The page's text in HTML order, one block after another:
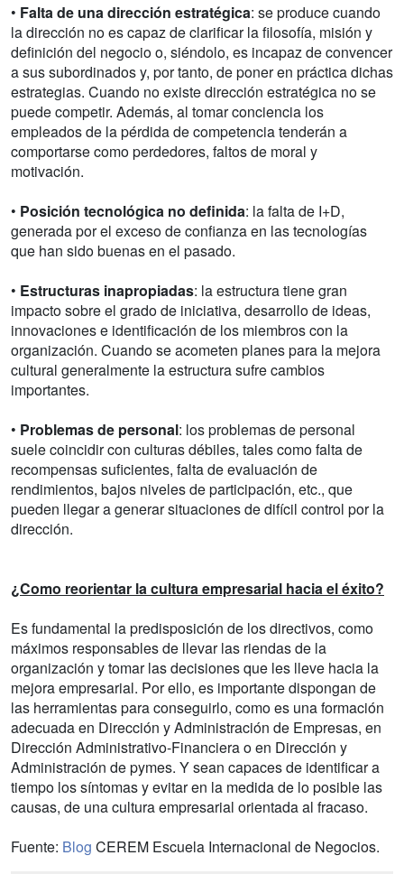
• Falta de una dirección estratégica: se produce cuando
la dirección no es capaz de clarificar la filosofía, misión y
definición del negocio o, siéndolo, es incapaz de convencer
a sus subordinados y, por tanto, de poner en práctica dichas
estrategias. Cuando no existe dirección estratégica no se
puede competir. Además, al tomar conciencia los
empleados de la pérdida de competencia tenderán a
comportarse como perdedores, faltos de moral y
motivación.
• Posición tecnológica no definida: la falta de I+D,
generada por el exceso de confianza en las tecnologías
que han sido buenas en el pasado.
• Estructuras inapropiadas: la estructura tiene gran
impacto sobre el grado de iniciativa, desarrollo de ideas,
innovaciones e identificación de los miembros con la
organización. Cuando se acometen planes para la mejora
cultural generalmente la estructura sufre cambios
importantes.
• Problemas de personal: los problemas de personal
suele coincidir con culturas débiles, tales como falta de
recompensas suficientes, falta de evaluación de
rendimientos, bajos niveles de participación, etc., que
pueden llegar a generar situaciones de difícil control por la
dirección.
¿Como reorientar la cultura empresarial hacia el éxito?
Es fundamental la predisposición de los directivos, como
máximos responsables de llevar las riendas de la
organización y tomar las decisiones que les lleve hacia la
mejora empresarial. Por ello, es importante dispongan de
las herramientas para conseguirlo, como es una formación
adecuada en Dirección y Administración de Empresas, en
Dirección Administrativo-Financiera o en Dirección y
Administración de pymes. Y sean capaces de identificar a
tiempo los síntomas y evitar en la medida de lo posible las
causas, de una cultura empresarial orientada al fracaso.
Fuente: Blog CEREM Escuela Internacional de Negocios.